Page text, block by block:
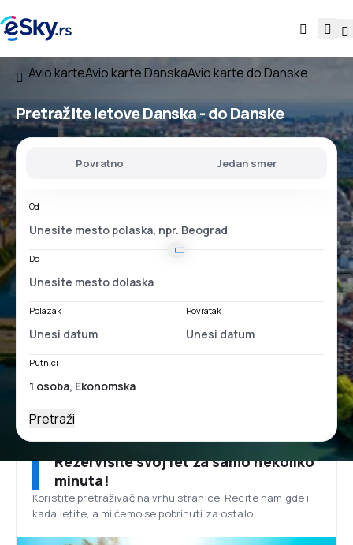
Avio karteAvio karte DanskaAvio karte do Danske
Pretražite letoveDanska - do Danske
Povratno Jedan smer
Od
Do
Polazak Povratak
Putnici
Pretraži
Rezervišite svoj let za samo nekoliko
minuta!
Koristite pretraživač na vrhu stranice. Recite nam gde i
kada letite, a mi ćemo se pobrinuti za ostalo.